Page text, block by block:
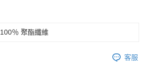
100％ 聚酯纖維
客服